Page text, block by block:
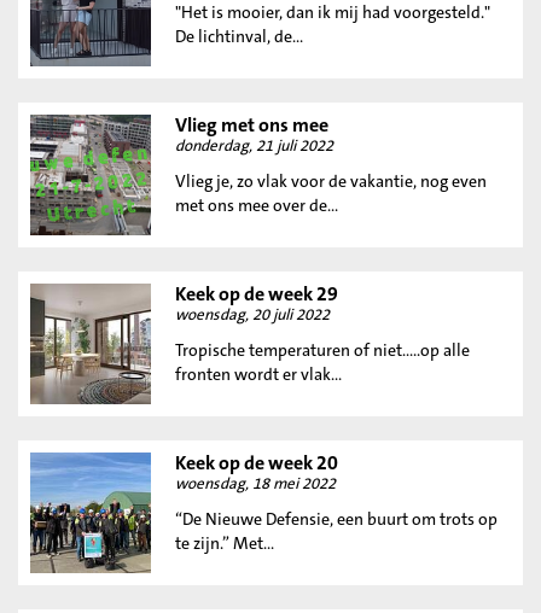
"Het is mooier, dan ik mij had voorgesteld."
De lichtinval, de...
Vlieg met ons mee
donderdag, 21 juli 2022
Vlieg je, zo vlak voor de vakantie, nog even
met ons mee over de...
Keek op de week 29
woensdag, 20 juli 2022
Tropische temperaturen of niet…..op alle
fronten wordt er vlak...
Keek op de week 20
woensdag, 18 mei 2022
“De Nieuwe Defensie, een buurt om trots op
te zijn.” Met...